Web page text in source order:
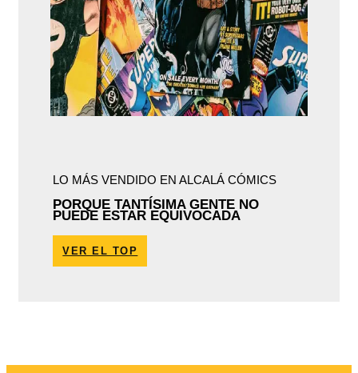
LO MÁS VENDIDO EN ALCALÁ CÓMICS
PORQUE TANTÍSIMA GENTE NO
PUEDE ESTAR EQUIVOCADA
VER EL TOP